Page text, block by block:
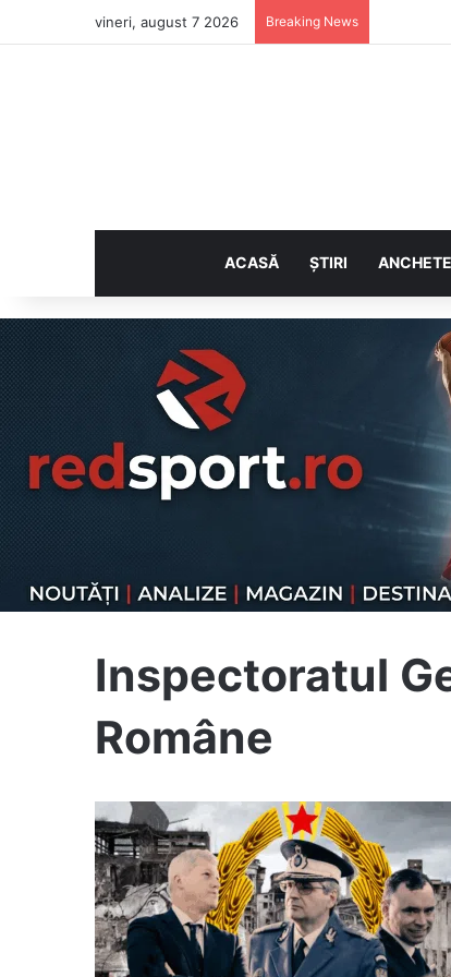
vineri, august 7 2026 Breaking News
ACASĂ ȘTIRI ANCHETE
Inspectoratul
Române